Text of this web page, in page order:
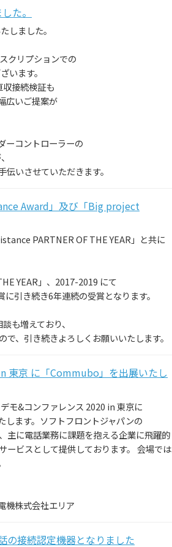
た。
しました。
クリプションでの
います。
接続検証も
広いご提案が
ーコントローラーの
いさせていただきます。
Award」及び「Big project
PARTNER OF THE YEAR」と共に
YEAR」、2017-2019 にて
引き続き6年連続の受賞となります。
も増えており、
、引き続きよろしくお願いいたします。
東京 に「Commubo」を出展いたし
モ&コンファレンス 2020 in 東京に
ます。ソフトフロントジャパンの
主に電話業務に課題を抱える企業に飛躍的
ービスとして提供しております。 会場では
機株式会社エリア
の接続認定機器となりました